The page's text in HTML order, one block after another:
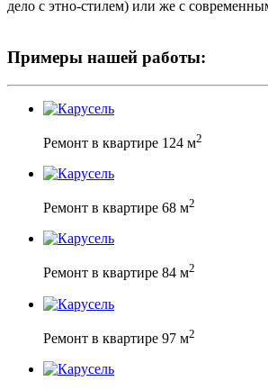
дело с этно-стилем) или же с
Примеры нашей работы:
Ремонт в квартире 124 м2
Ремонт в квартире 68 м2
Ремонт в квартире 84 м2
Ремонт в квартире 97 м2